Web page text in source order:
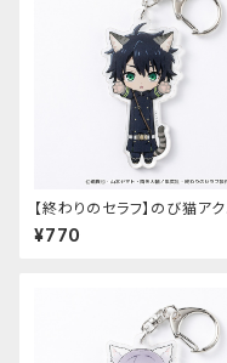
【終わりのセラフ】のび猫ア
ルキーホルダー（百夜優一郎）
¥770